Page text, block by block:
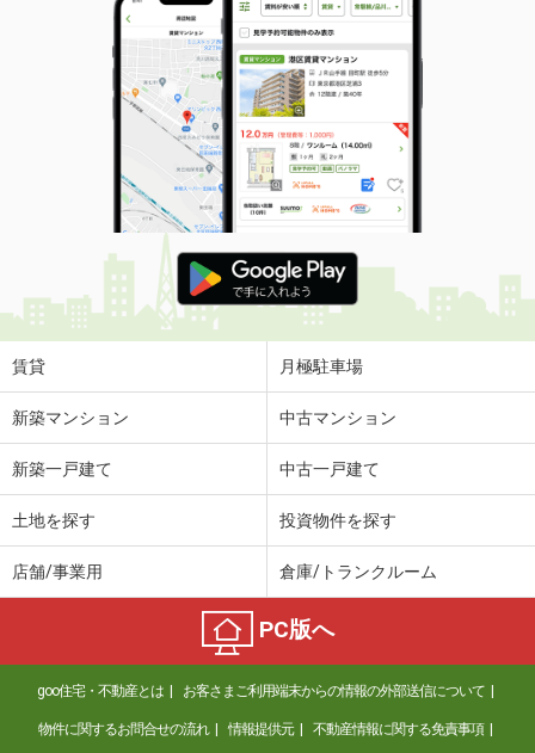
賃貸 月極駐車場
新築マンション 中古マンション
新築一戸建て 中古一戸建て
土地を探す 投資物件を探す
店舗/事業用 倉庫/トランクルーム
PC版へ
goo住宅・不動産とは お客さまご利用端末からの情報の外部送信について
物件に関するお問合せの流れ 情報提供元 不動産情報に関する免責事項